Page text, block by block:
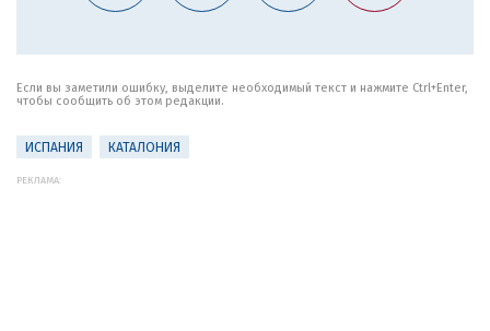
Если вы заметили ошибку, выделите необходимый текст и нажмите Ctrl+Enter,
чтобы сообщить об этом редакции.
ИСПАНИЯ КАТАЛОНИЯ
РЕКЛАМА: